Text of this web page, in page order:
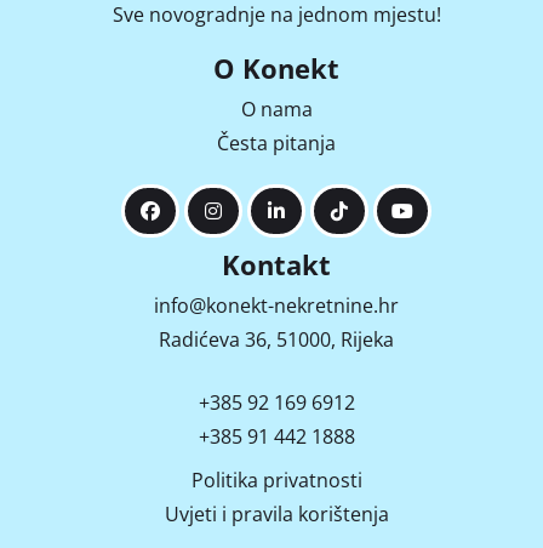
Sve novogradnje na jednom mjestu!
O Konekt
O nama
Česta pitanja
Kontakt
info@konekt-nekretnine.hr
Radićeva 36, 51000, Rijeka
+385 92 169 6912
+385 91 442 1888
Politika privatnosti
Uvjeti i pravila korištenja